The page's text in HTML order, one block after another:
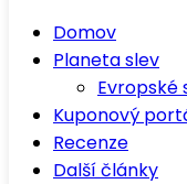
Domov
Planeta slev
Evropské
Kuponový
Recenze
Další články